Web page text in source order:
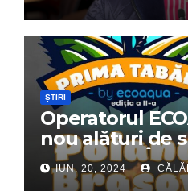
ȘTIRI
Operatorul
nou alături de
călărășeni.
Tabără”!
IUN. 20, 2024